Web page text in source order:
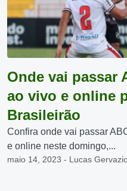
Onde vai passar
ao vivo e online
Brasileirão
Confira onde vai passar
e online neste domingo,...
maio 14, 2023 - Lucas